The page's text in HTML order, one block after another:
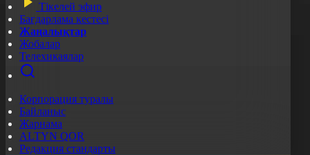
Тікелей эфир
Бағдарлама кестесі
Жаңалықтар
Жобалар
Телехикаялар
Корпорация туралы
Байланыс
Жарнама
ALTYN QOR
Редакция стандарты